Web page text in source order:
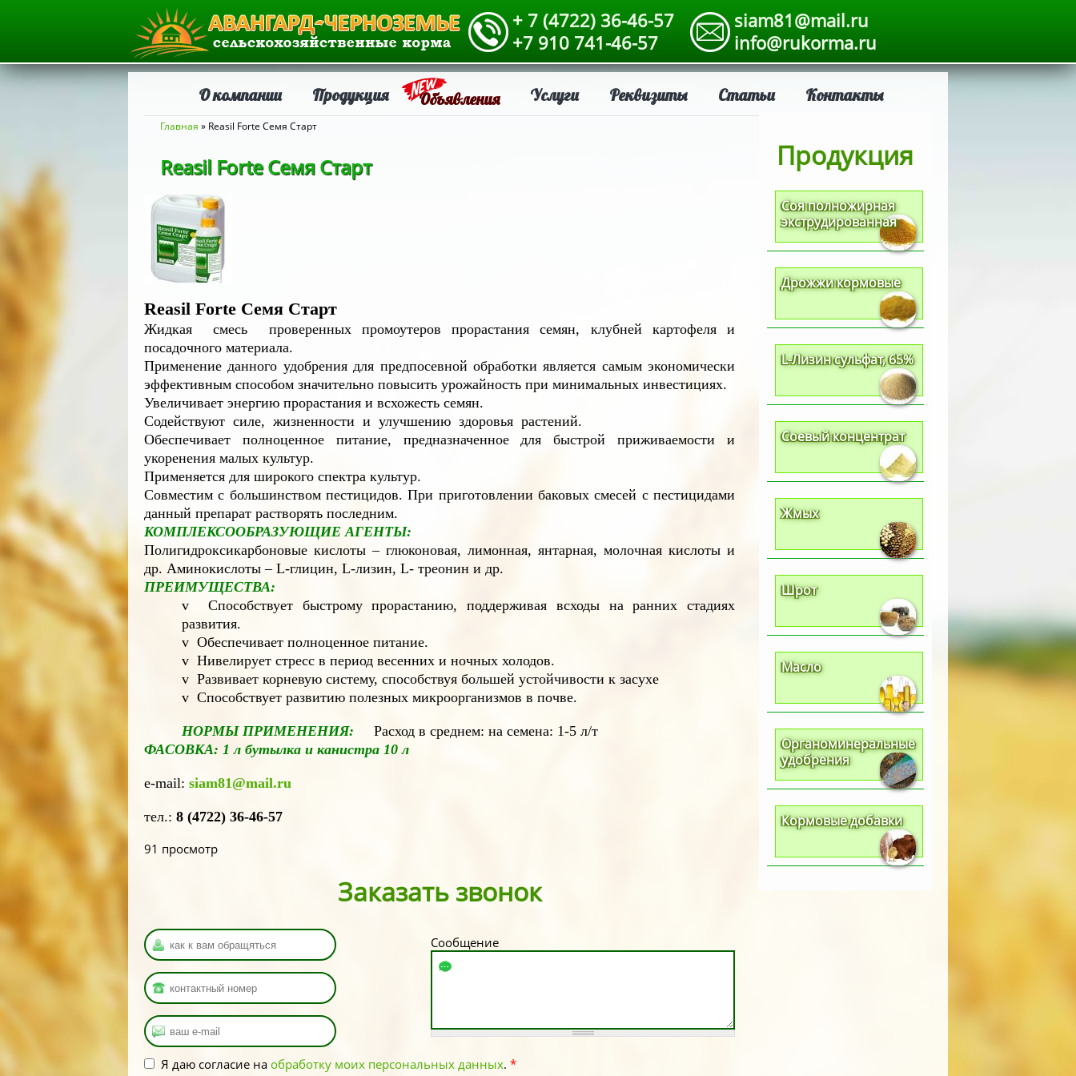
+ 7 (4722) 36-46-57
+7 910 741-46-57
siam81@mail.ru
info@rukorma.ru
О компании Продукция Объявления Услуги Реквизиты Статьи Контакты
Вы здесь
Главная » Reasil Forte Семя Старт
Reasil Forte Семя Старт
Reasil Forte Семя Старт
Жидкая смесь проверенных промоутеров прорастания семян, клубней картофеля и
посадочного материала.
Применение данного удобрения для предпосевной обработки является самым экономически
эффективным способом значительно повысить урожайность при минимальных инвестициях.
Увеличивает энергию прорастания и всхожесть семян.
Содействуют силе, жизненности и улучшению здоровья растений.
Обеспечивает полноценное питание, предназначенное для быстрой приживаемости и
укоренения малых культур.
Применяется для широкого спектра культур.
Совместим с большинством пестицидов. При приготовлении баковых смесей с пестицидами
данный препарат растворять последним.
КОМПЛЕКСООБРАЗУЮЩИЕ АГЕНТЫ:
Полигидроксикарбоновые кислоты – глюконовая, лимонная, янтарная, молочная кислоты и
др. Аминокислоты – L-глицин, L-лизин, L- треонин и др.
ПРЕИМУЩЕСТВА:
v Способствует быстрому прорастанию, поддерживая всходы на ранних стадиях
развития.
v Обеспечивает полноценное питание.
v Нивелирует стресс в период весенних и ночных холодов.
v Развивает корневую систему, способствуя большей устойчивости к засухе
v Способствует развитию полезных микроорганизмов в почве.
НОРМЫ ПРИМЕНЕНИЯ:Расход в среднем: на семена: 1-5 л/т
ФАСОВКА: 1 л бутылка и канистра 10 л
e-mail: siam81@mail.ru
тел.: 8 (4722) 36-46-57
91 просмотр
Заказать звонок
Сообщение
Имя*
Ваш номер*
Ваша почта*
Я даю согласие на обработку моих персональных данных. *
Продукция
Соя полножирная
экструдированная
Дрожжи кормовые
L-Лизин сульфат, 65%
Соевый концентрат
Жмых
Шрот
Масло
Органоминеральные
удобрения
Кормовые добавки